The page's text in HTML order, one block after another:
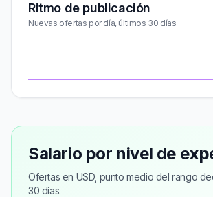
Ritmo de publicación
Nuevas ofertas por día, últimos 30 días
Salario por nivel de
Ofertas en USD, punto medio del rango
30 días.